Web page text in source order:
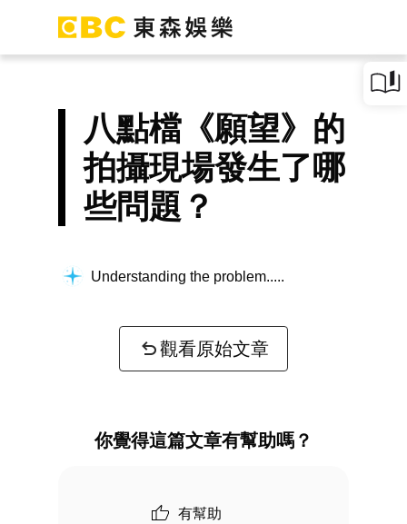
八點檔《願望》的
拍攝現場發生了哪
些問題？
Understanding the problem...
觀看原始文章
你覺得這篇文章有幫助嗎？
有幫助